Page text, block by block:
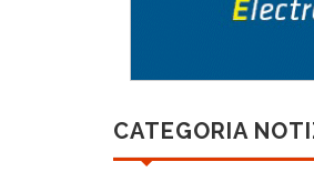
CATEGORIA